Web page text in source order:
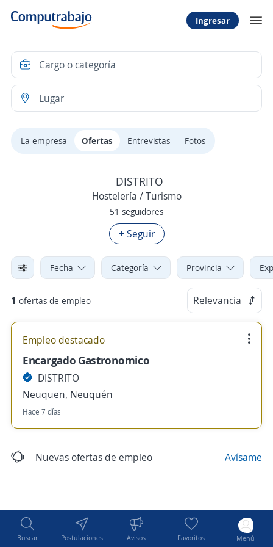
Ingresar
Buscar Postulaciones Avisos Favoritos Menú
La empresa Ofertas Entrevistas Fotos
DISTRITO
Hostelería / Turismo
51 seguidores
+ Seguir
Fecha Categoría Provincia
1 ofertas de empleo Relevancia
Empleo destacado
Encargado Gastronomico
DISTRITO
Neuquen, Neuquén
Hace 7 días
Nuevas ofertas de empleo Avísame